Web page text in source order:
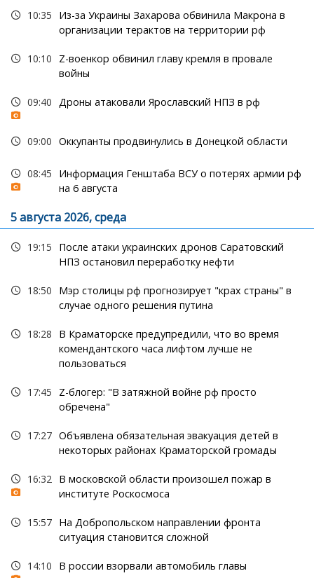
10:35
Из-за Украины Захарова обвинила Макрона в
организации терактов на территории рф
10:10
Z-военкор обвинил главу кремля в провале
войны
09:40 Дроны атаковали Ярославский НПЗ в рф
09:00 Оккупанты продвинулись в Донецкой области
08:45
Информация Генштаба ВСУ о потерях армии рф
на 6 августа
5 августа 2026, среда
19:15
После атаки украинских дронов Саратовский
НПЗ остановил переработку нефти
18:50
Мэр столицы рф прогнозирует "крах страны" в
случае одного решения путина
18:28
В Краматорске предупредили, что во время
комендантского часа лифтом лучше не
пользоваться
17:45
Z-блогер: "В затяжной войне рф просто
обречена"
17:27 Объявлена обязательная эвакуация детей в
некоторых районах Краматорской громады
16:32
В московской области произошел пожар в
институте Роскосмоса
15:57 На Добропольском направлении фронта
ситуация становится сложной
14:10
В россии взорвали автомобиль главы